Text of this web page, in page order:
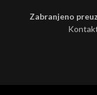
Zabranjeno